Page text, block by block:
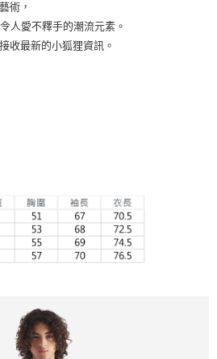
術，
人愛不釋手的潮流元素。
收最新的小狐狸資訊。